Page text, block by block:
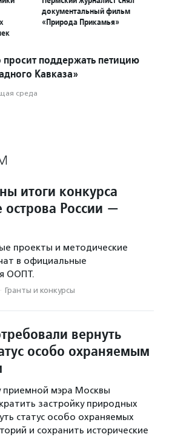
документальный фильм
«Природа Прикамья»
поддержать петицию
Кавказа»
среда
итоги конкурса
острова России —
проекты и методические
в официальные
ООПТ.
· Гранты и конкурсы
вернуть
особо охраняемым
приемной мэра Москвы
застройку природных
статус особо охраняемых
и сохранить исторические